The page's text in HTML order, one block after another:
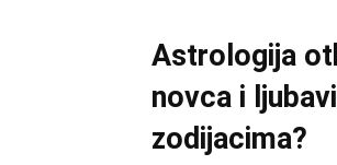
Astrologija
novca i
zodijacima?